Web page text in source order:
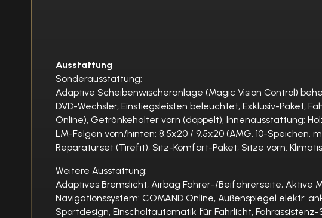
Ausstattung
Sonderausstattung:
Adaptive Scheibenwischeranlage (Magic Vision Control)
DVD-Wechsler, Einstiegsleisten beleuchtet, Exklusiv-Paket,
Online), Getränkehalter vorn (doppelt), Innenausstattung:
LM-Felgen vorn/hinten: 8,5x20 / 9,5x20 (AMG, 10-
Reparaturset (Tirefit), Sitz-Komfort-Paket, Sitze vorn:
Weitere Ausstattung:
Adaptives Bremslicht, Airbag Fahrer-/Beifahrerseite, Aktive
Navigationssystem: COMAND Online, Außenspiegel elektr.
Sportdesign, Einschaltautomatik für Fahrlicht,